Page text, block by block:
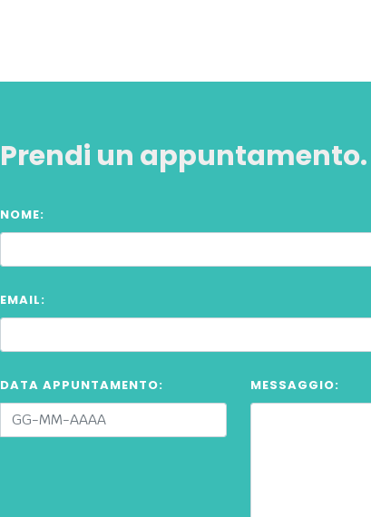
Prendi un appuntamento.
NOME:
EMAIL:
DATA APPUNTAMENTO: MESSAGGIO: